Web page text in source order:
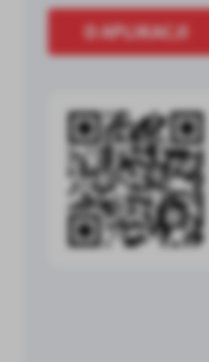
O APLIKACJI